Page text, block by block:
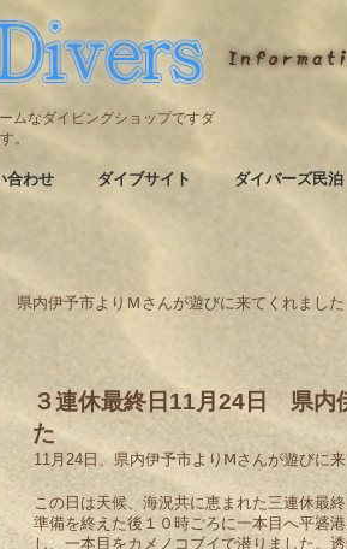
ムなダイビングショップですダ
。
合わせ ダイブサイト ダイバーズ民
県内伊予市よりＭさんが遊びに来てくれました
３連休最終日11月24日 県内
た
11月24日、県内伊予市よりⅯさんが遊びに来
この日は天候、海況共に恵まれた三連休最
準備を終えた後１０時ごろに一本目へ平碆
し、一本目をカメノコブイで潜りました。